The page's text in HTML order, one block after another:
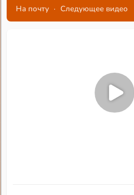
На почту · Следующее видео